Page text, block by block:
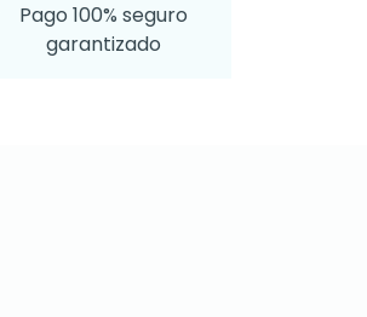
Pago 100% seguro
garantizado